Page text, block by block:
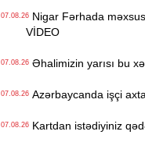
07.08.26Nigar Fərhada məxsus
VİDEO
07.08.26Əhalimizin yarısı bu
07.08.26Azərbaycanda işçi
07.08.26Kartdan istədiyiniz